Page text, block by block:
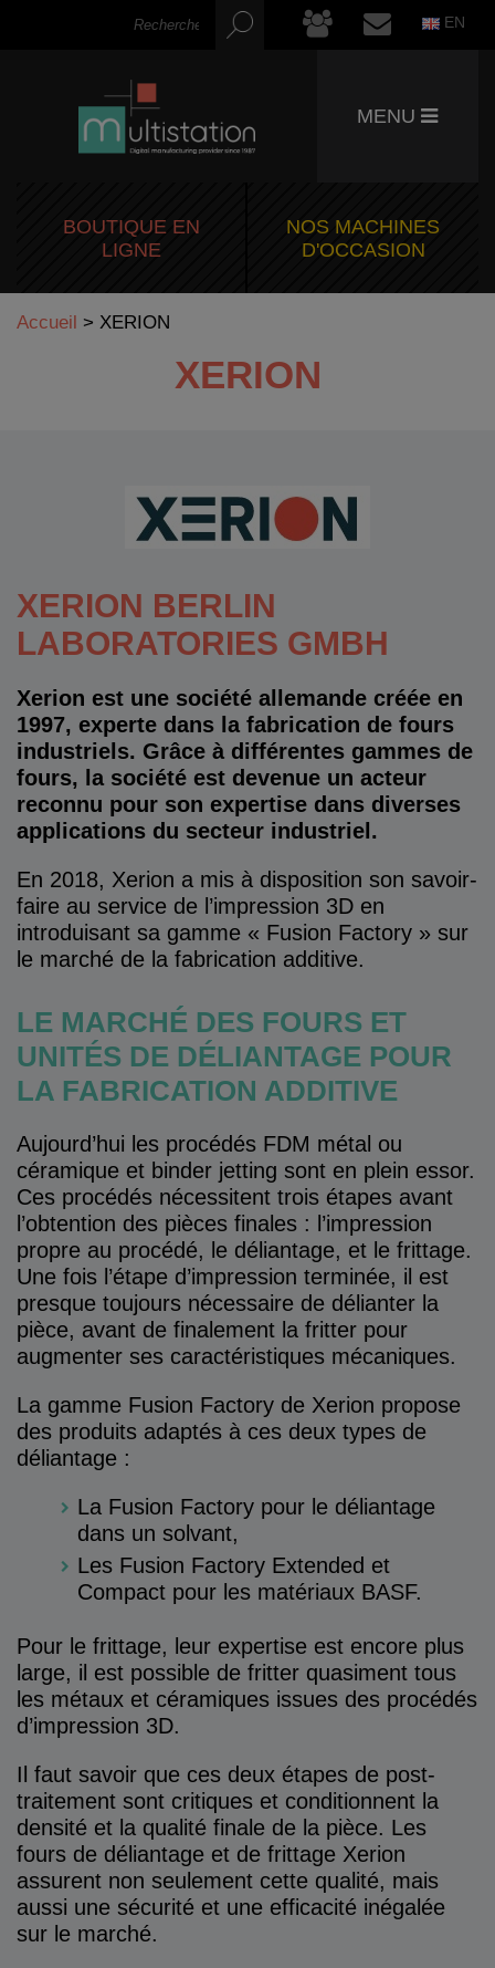
EN
MENU
BOUTIQUE EN
LIGNE
NOS MACHINES
D'OCCASION
Accueil > XERION
XERION
XERION BERLIN
LABORATORIES GMBH
Xerion est une société allemande créée en
1997, experte dans la fabrication de fours
industriels. Grâce à différentes gammes de
fours, la société est devenue un acteur
reconnu pour son expertise dans diverses
applications du secteur industriel.
En 2018, Xerion a mis à disposition son savoir-
faire au service de l’impression 3D en
introduisant sa gamme « Fusion Factory » sur
le marché de la fabrication additive.
LE MARCHÉ DES FOURS ET
UNITÉS DE DÉLIANTAGE POUR
LA FABRICATION ADDITIVE
Aujourd’hui les procédés FDM métal ou
céramique et binder jetting sont en plein essor.
Ces procédés nécessitent trois étapes avant
l’obtention des pièces finales : l’impression
propre au procédé, le déliantage, et le frittage.
Une fois l’étape d’impression terminée, il est
presque toujours nécessaire de délianter la
pièce, avant de finalement la fritter pour
augmenter ses caractéristiques mécaniques.
La gamme Fusion Factory de Xerion propose
des produits adaptés à ces deux types de
déliantage :
La Fusion Factory pour le déliantage
dans un solvant,
Les Fusion Factory Extended et
Compact pour les matériaux BASF.
Pour le frittage, leur expertise est encore plus
large, il est possible de fritter quasiment tous
les métaux et céramiques issues des procédés
d’impression 3D.
Il faut savoir que ces deux étapes de post-
traitement sont critiques et conditionnent la
densité et la qualité finale de la pièce. Les
fours de déliantage et de frittage Xerion
assurent non seulement cette qualité, mais
aussi une sécurité et une efficacité inégalée
sur le marché.